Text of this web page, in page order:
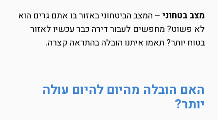
מצב בטחוני– המצב הביטחוני באזור בו אתם גרים הוא
לא פשוט? מחפשים לעבור דירה כבר עכשיו לאזור
בטוח יותר? תאמו איתנו הובלה בהתראה קצרה.
האם הובלה מהיום להיום עולה
יותר?